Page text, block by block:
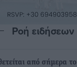
Ροή ειδήσεων
από σήμερα το